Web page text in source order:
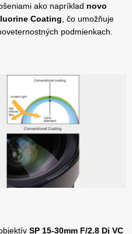
ako napríklad novo
Coating , čo umožňuje
podmienkach.
SP 15-30mm F/2.8 Di VC